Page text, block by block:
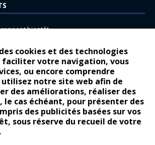
cookies et des technologies
faciliter votre navigation, vous
ou encore comprendre
notre site web afin de
des améliorations, réaliser des
cas échéant, pour présenter des
des publicités basées sur vos
sous réserve du recueil de votre
bientôt…
de marque pour Citroën
voyage…
d’une légende